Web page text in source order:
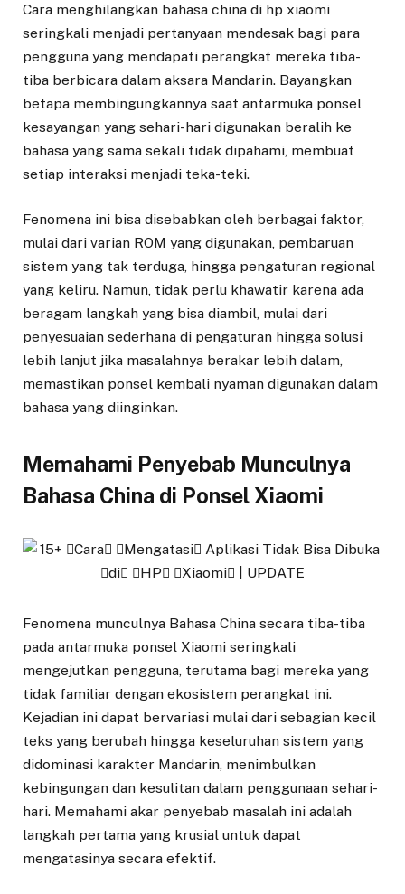
Cara menghilangkan bahasa china di hp xiaomi
seringkali menjadi pertanyaan mendesak bagi para
pengguna yang mendapati perangkat mereka tiba-
tiba berbicara dalam aksara Mandarin. Bayangkan
betapa membingungkannya saat antarmuka ponsel
kesayangan yang sehari-hari digunakan beralih ke
bahasa yang sama sekali tidak dipahami, membuat
setiap interaksi menjadi teka-teki.
Fenomena ini bisa disebabkan oleh berbagai faktor,
mulai dari varian ROM yang digunakan, pembaruan
sistem yang tak terduga, hingga pengaturan regional
yang keliru. Namun, tidak perlu khawatir karena ada
beragam langkah yang bisa diambil, mulai dari
penyesuaian sederhana di pengaturan hingga solusi
lebih lanjut jika masalahnya berakar lebih dalam,
memastikan ponsel kembali nyaman digunakan dalam
bahasa yang diinginkan.
Memahami Penyebab Munculnya
Bahasa China di Ponsel Xiaomi
Fenomena munculnya Bahasa China secara tiba-tiba
pada antarmuka ponsel Xiaomi seringkali
mengejutkan pengguna, terutama bagi mereka yang
tidak familiar dengan ekosistem perangkat ini.
Kejadian ini dapat bervariasi mulai dari sebagian kecil
teks yang berubah hingga keseluruhan sistem yang
didominasi karakter Mandarin, menimbulkan
kebingungan dan kesulitan dalam penggunaan sehari-
hari. Memahami akar penyebab masalah ini adalah
langkah pertama yang krusial untuk dapat
mengatasinya secara efektif.